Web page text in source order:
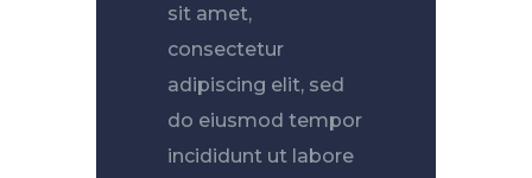
sit amet,
consectetur
adipiscing elit, sed
do eiusmod tempor
incididunt ut labore